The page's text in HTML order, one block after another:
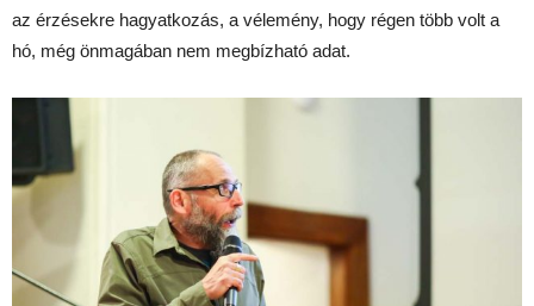
az érzésekre hagyatkozás, a vélemény, hogy régen több volt a
hó, még önmagában nem megbízható adat.